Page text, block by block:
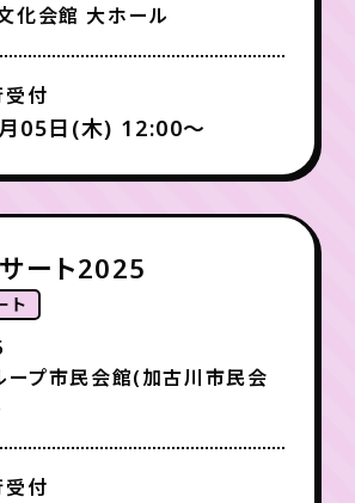
化会館 大ホール
受付
05日(木) 12:00〜
ート2025
ト
ープ市民会館(加古川市民会
受付